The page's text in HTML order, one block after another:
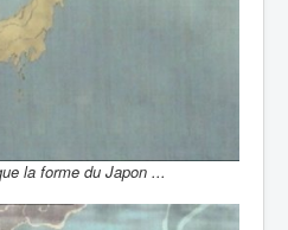
la forme du Japon ...